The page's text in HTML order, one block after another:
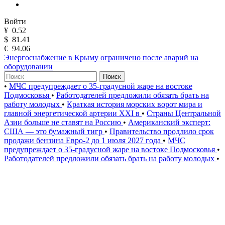
Войти
¥ 0.52
$ 81.41
€ 94.06
Энергоснабжение в Крыму ограничено после аварий на
оборудовании
Поиск
• МЧС предупреждает о 35-градусной жаре на востоке
Подмосковья • Работодателей предложили обязать брать на
работу молодых • Краткая история морских ворот мира и
главной энергетической артерии XXI в • Страны Центральной
Азии больше не ставят на Россию • Американский эксперт:
США — это бумажный тигр • Правительство продлило срок
продажи бензина Евро-2 до 1 июля 2027 года • МЧС
предупреждает о 35-градусной жаре на востоке Подмосковья •
Работодателей предложили обязать брать на работу молодых •